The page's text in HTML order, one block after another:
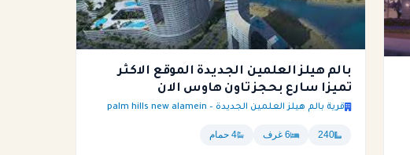
بالم هيلز العلمين الجديدة الموقع الاكثر
تميزا سارع بحجز تاون هاوس الان
قرية بالم هيلز العلمين الجديدة – palm hills new alamein
240 6 غرف 4 حمام